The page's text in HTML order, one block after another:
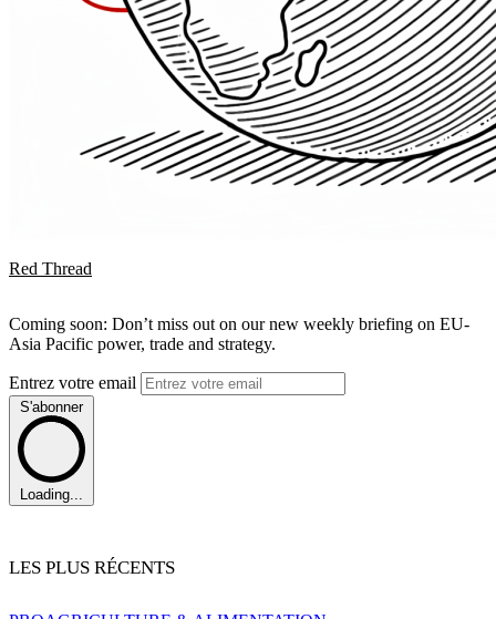
Red Thread
Coming soon: Don’t miss out on our new weekly briefing on EU-
Asia Pacific power, trade and strategy.
Entrez votre email
S'abonner
Loading...
LES PLUS RÉCENTS